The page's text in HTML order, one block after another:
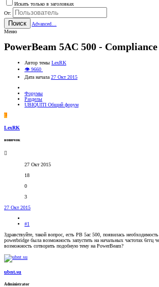
Искать только в заголовках
От:
Поиск
Advanced…
Меню
PowerBeam 5AC 500 - Compliance
Автор темы LexRK
👁 9660
Дата начала 27 Окт 2015
Форумы
Разделы
UBIQUITI Общий форум
L
LexRK
новичок
27 Окт 2015
18
0
3
27 Окт 2015
#1
Здравствуйте, такой вопрос, есть PB 5ac 500, появилась
powerbridge была возможность запустить на начальных частотах 6ггц
возможность сотворить подобную тему на PowerBeam?
ubnt.su
Administrator